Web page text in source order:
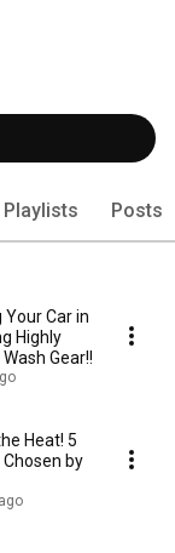
Playlists Posts
Car in
Highly
Gear!!
Heat! 5
by